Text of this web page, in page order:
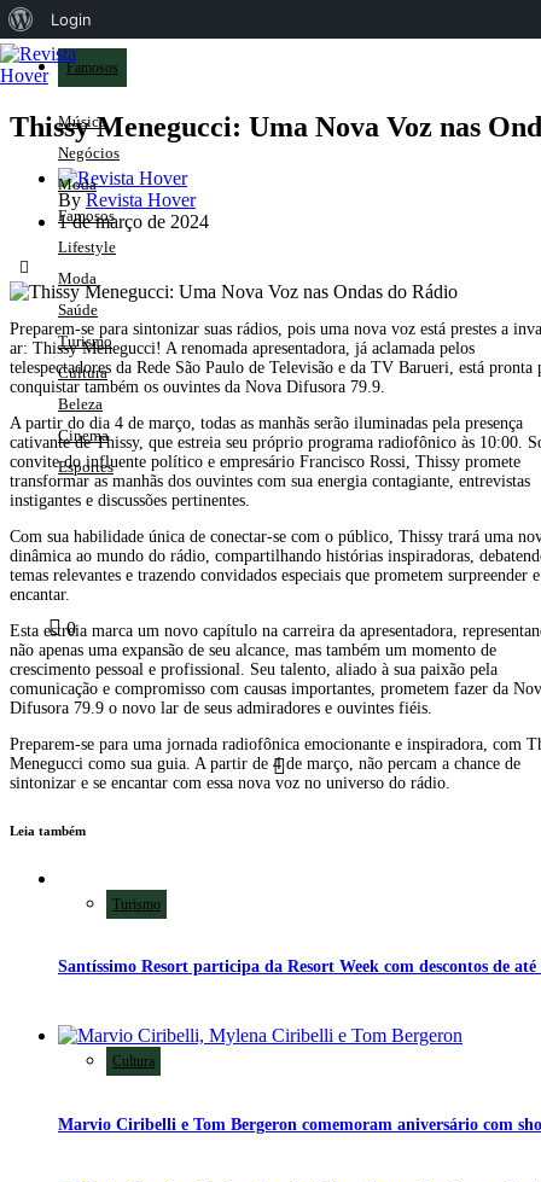
Sobre
o
Login
Música
Negócios
Moda
Famosos
Lifestyle
Moda
Saúde
Turismo
Cultura
Beleza
Cinema
Esportes
0
Sorry, you have no
bookmarks yet.
0
Search
Famosos
Thissy Menegucci: Uma Nova Voz nas
By Revista Hover
1 de março de 2024
Preparem-se para sintonizar suas rádios, pois uma nova voz está prestes a
ar: Thissy Menegucci! A renomada apresentadora, já aclamada pelos
telespectadores da Rede São Paulo de Televisão e da TV Barueri, está pronta
conquistar também os ouvintes da Nova Difusora 79.9.
A partir do dia 4 de março, todas as manhãs serão iluminadas pela presença
cativante de Thissy, que estreia seu próprio programa radiofônico às 10:00.
convite do influente político e empresário Francisco Rossi, Thissy promete
transformar as manhãs dos ouvintes com sua energia contagiante, entrevistas
instigantes e discussões pertinentes.
Com sua habilidade única de conectar-se com o público, Thissy trará uma
dinâmica ao mundo do rádio, compartilhando histórias inspiradoras,
temas relevantes e trazendo convidados especiais que prometem surpreender e
encantar.
Esta estreia marca um novo capítulo na carreira da apresentadora,
não apenas uma expansão de seu alcance, mas também um momento de
crescimento pessoal e profissional. Seu talento, aliado à sua paixão pela
comunicação e compromisso com causas importantes, prometem fazer da
Difusora 79.9 o novo lar de seus admiradores e ouvintes fiéis.
Preparem-se para uma jornada radiofônica emocionante e inspiradora, com
Menegucci como sua guia. A partir de 4 de março, não percam a chance de
sintonizar e se encantar com essa nova voz no universo do rádio.
Leia também
Turismo
Cultura